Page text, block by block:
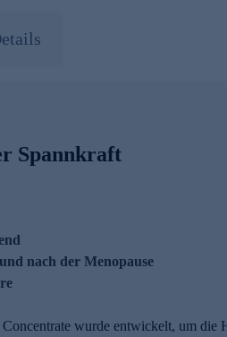
Spannkraft
nach der Menopause
wurde entwickelt, um